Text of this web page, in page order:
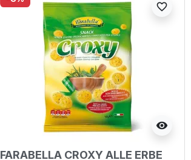
visibility
favorite_border
FARABELLA CROXY ALLE ERBE